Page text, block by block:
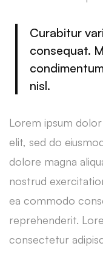
Curabitur
consequat.
nisl.
Lorem ipsum
elit, sed do
dolore magna
nostrud
ea commodo
reprehenderit.
consectetur